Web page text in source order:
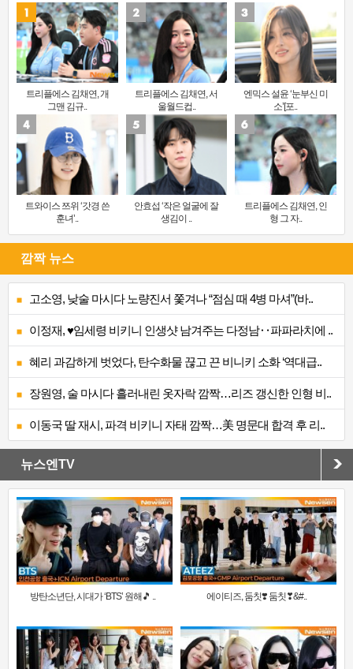
트리플에스 김채연, 개
그맨 김규..
트리플에스 김채연, 서
울월드컵..
엔믹스 설윤 ‘눈부신 미
소’[포..
트와이스 쯔위 ‘갓경 쓴
훈녀’..
안효섭 ‘작은 얼굴에 잘
생김이 ..
트리플에스 김채연, 인
형 그 자..
깜짝 뉴스
고소영, 낮술 마시다 노량진서 쫓겨나 “점심 때 4병 마셔”(바..
이정재, ♥임세령 비키니 인생샷 남겨주는 다정남‥파파라치에 ..
혜리 과감하게 벗었다, 탄수화물 끊고 끈 비니키 소화 ‘역대급..
장원영, 술 마시다 흘러내린 옷자락 깜짝…리즈 갱신한 인형 비..
이동국 딸 재시, 파격 비키니 자태 깜짝…美 명문대 합격 후 리..
뉴스엔TV
방탄소년단, 시대가 ‘BTS’ 원해🎵 .. 에이티즈, 둠칫❣️ 둠칫❣&#..